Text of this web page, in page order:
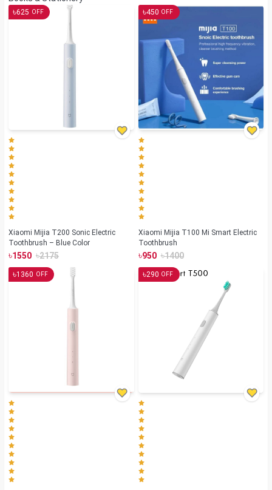
৳625 OFF
Xiaomi Mijia T200 Sonic Electric
Toothbrush – Blue Color
৳1550 ৳2175
৳450 OFF
Xiaomi Mijia T100 Mi Smart Electric
Toothbrush
৳950 ৳1400
৳1360 OFF ৳290 OFF